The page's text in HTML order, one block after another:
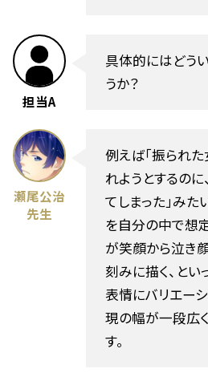
担当A
具体的にはどう
うか？
瀬尾公治
先生
例えば「振られ
れようとするの
てしまった」みた
を自分の中で想
が笑顔から泣き
刻みに描く、とい
表情にバリエー
現の幅が一段広
す。